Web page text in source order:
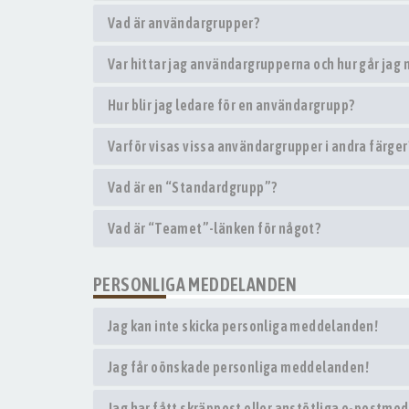
Vad är användargrupper?
Var hittar jag användargrupperna och hur går jag
Hur blir jag ledare för en användargrupp?
Varför visas vissa användargrupper i andra
Vad är en “Standardgrupp”?
Vad är “Teamet”-länken för något?
PERSONLIGA MEDDELANDEN
Jag kan inte skicka personliga meddelanden!
Jag får oönskade personliga meddelanden!